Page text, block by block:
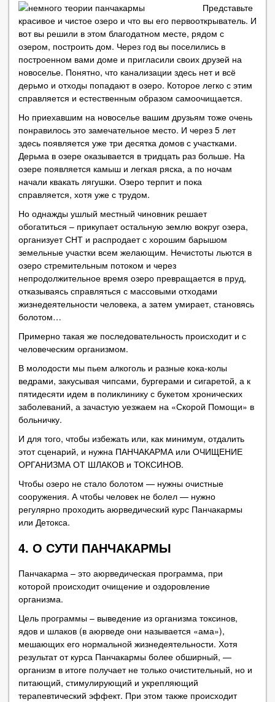
Представьте
красивое и чистое озеро и что вы его первооткрыватель. И
вот вы решили в этом благодатном месте, рядом с
озером, построить дом. Через год вы поселились в
построенном вами доме и пригласили своих друзей на
новоселье. Понятно, что канализации здесь нет и всё
дерьмо и отходы попадают в озеро. Которое легко с этим
справляется и естественным образом самоочищается.
Но приехавшим на новоселье вашим друзьям тоже очень
понравилось это замечательное место. И через 5 лет
здесь появляется уже три десятка домов с участками.
Дерьма в озере оказывается в тридцать раз больше. На
озере появляется камыш и легкая ряска, а по ночам
начали квакать лягушки. Озеро терпит и пока
справляется, хотя уже с трудом.
Но однажды ушлый местный чиновник решает
обогатиться – прикупает остальную землю вокруг озера,
организует СНТ и распродает с хорошим барышом
земельные участки всем желающим. Нечистоты льются в
озеро стремительным потоком и через
непродолжительное время озеро превращается в пруд,
отказываясь справляться с массовыми отходами
жизнедеятельности человека, а затем умирает, становясь
болотом…
Примерно такая же последовательность происходит и с
человеческим организмом.
В молодости мы пьем алкоголь и разные кока-колы
ведрами, закусывая чипсами, бургерами и сигаретой, а к
пятидесяти идем в поликлинику с букетом хронических
заболеваний, а зачастую уезжаем на «Скорой Помощи» в
больничку.
И для того, чтобы избежать или, как минимум, отдалить
этот сценарий, и нужна ПАНЧАКАРМА или ОЧИЩЕНИЕ
ОРГАНИЗМА ОТ ШЛАКОВ и ТОКСИНОВ.
Чтобы озеро не стало болотом — нужны очистные
сооружения. А чтобы человек не болел — нужно
регулярно проходить аюрведический курс Панчакармы
или Детокса.
4. О СУТИ ПАНЧАКАРМЫ
Панчакарма – это аюрведическая программа, при
которой происходит очищение и оздоровление
организма.
Цель программы – выведение из организма токсинов,
ядов и шлаков (в аюрведе они называется «ама»),
мешающих его нормальной жизнедеятельности. Хотя
результат от курса Панчакармы более обширный, —
организм в итоге получает не только очистительный, но и
питающий, стимулирующий и укрепляющий
терапевтический эффект. При этом также происходит